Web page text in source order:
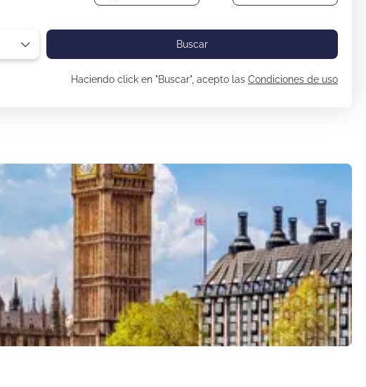
Buscar
Haciendo click en "Buscar", acepto las Condiciones de uso